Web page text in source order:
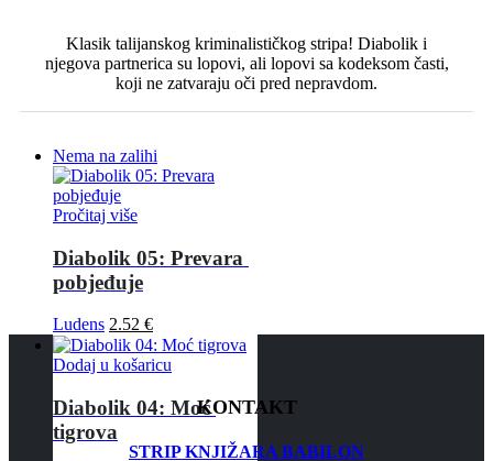
Klasik talijanskog kriminalističkog stripa! Diabolik i
njegova partnerica su lopovi, ali lopovi sa kodeksom časti,
koji ne zatvaraju oči pred nepravdom.
Nema na zalihi
Pročitaj više
Diabolik 05: Prevara
pobjeđuje
Ludens 2.52 €
Dodaj u košaricu
Diabolik 04: Moć
tigrova
KONTAKT
STRIP KNJIŽARA BABILON